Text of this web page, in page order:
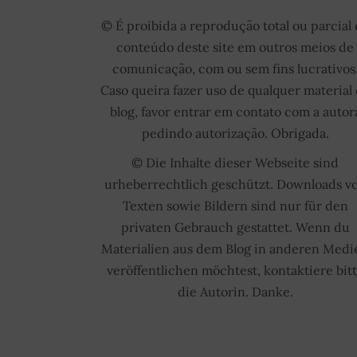
© É proibida a reprodução total ou parcial
conteúdo deste site em outros meios de
comunicação, com ou sem fins
Caso queira fazer uso de qualquer material
blog, favor entrar em contato com a
pedindo autorização. Obrigada.
© Die Inhalte dieser Webseite sind
urheberrechtlich geschützt. Downloads
Texten sowie Bildern sind nur für den
privaten Gebrauch gestattet. Wenn du
Materialien aus dem Blog in anderen
veröffentlichen möchtest, kontaktiere
die Autorin. Danke.